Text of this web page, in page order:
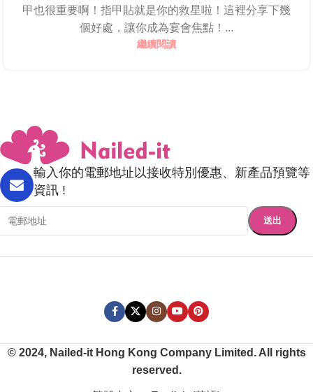
甲也很重要啊！指甲貼就是你的救星啦！這裡分享下幾
個好處，讓你成為宴會焦點！...
繼續閱讀
輸入你的電郵地址以接收特別優惠、新產品預覽等
資訊 !
© 2024, Nailed-it Hong Kong Company Limited. All rights
reserved.